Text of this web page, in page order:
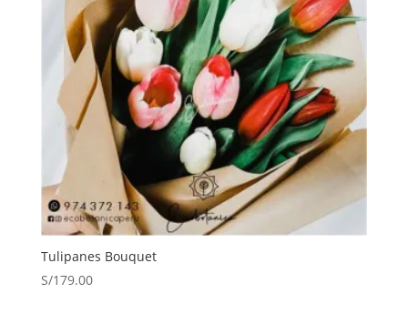
Tulipanes Bouquet
S/179.00